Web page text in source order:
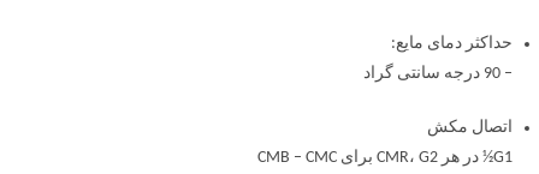
حداکثر دمای مایع:
– 90 درجه سانتی گراد
اتصال مکش
G1½ در هر CMR، G2 برای CMB – CMC